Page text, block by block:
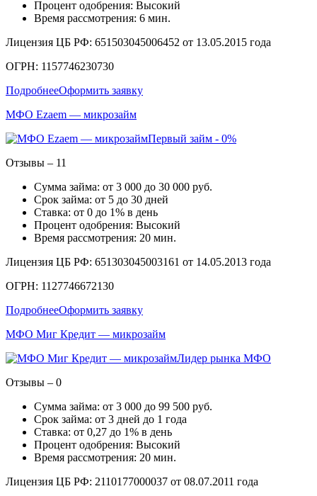
Процент одобрения: Высокий
Время рассмотрения: 6 мин.
Лицензия ЦБ РФ: 651503045006452 от 13.05.2015 года
ОГРН: 1157746230730
ПодробнееОформить заявку
МФО Ezaem — микрозайм
Первый займ - 0%
Отзывы – 11
Сумма займа: от 3 000 до 30 000 руб.
Срок займа: от 5 до 30 дней
Ставка: от 0 до 1% в день
Процент одобрения: Высокий
Время рассмотрения: 20 мин.
Лицензия ЦБ РФ: 651303045003161 от 14.05.2013 года
ОГРН: 1127746672130
ПодробнееОформить заявку
МФО Миг Кредит — микрозайм
Лидер рынка МФО
Отзывы – 0
Сумма займа: от 3 000 до 99 500 руб.
Срок займа: от 3 дней до 1 года
Ставка: от 0,27 до 1% в день
Процент одобрения: Высокий
Время рассмотрения: 20 мин.
Лицензия ЦБ РФ: 2110177000037 от 08.07.2011 года